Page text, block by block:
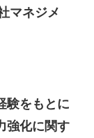
マネジメ
験をもとに
強化に関す